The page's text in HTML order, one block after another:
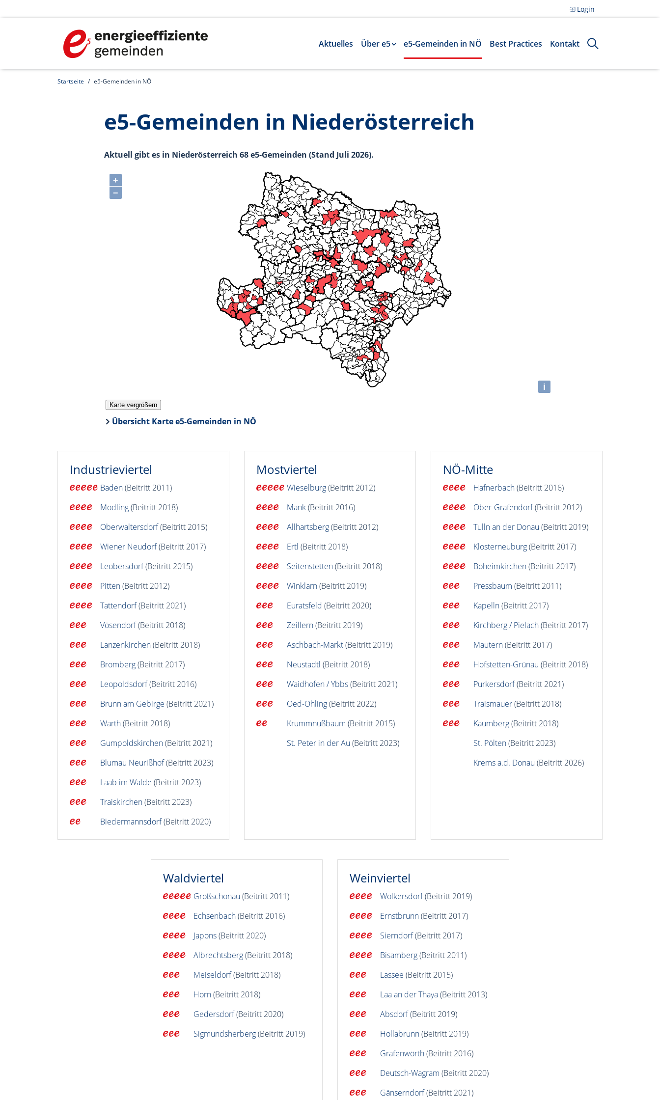
Login
Aktuelles Über e5 e5-Gemeinden in NÖ Best Practices Kontakt
Startseite e5-Gemeinden in NÖ
e5-Gemeinden in Niederösterreich
Aktuell gibt es in Niederösterreich 68 e5-Gemeinden (Stand Juli 2026).
Übersicht Karte e5-Gemeinden in NÖ
Industrieviertel
Baden(Beitritt 2011)
Mödling(Beitritt 2018)
Oberwaltersdorf(Beitritt 2015)
Wiener Neudorf(Beitritt 2017)
Leobersdorf(Beitritt 2015)
Pitten(Beitritt 2012)
Tattendorf(Beitritt 2021)
Vösendorf(Beitritt 2018)
Lanzenkirchen(Beitritt 2018)
Bromberg(Beitritt 2017)
Leopoldsdorf(Beitritt 2016)
Brunn am Gebirge (Beitritt 2021)
Warth(Beitritt 2018)
Gumpoldskirchen(Beitritt 2021)
Blumau Neurißhof(Beitritt 2023)
Laab im Walde (Beitritt 2023)
Traiskirchen(Beitritt 2023)
Biedermannsdorf(Beitritt 2020)
Mostviertel
Wieselburg(Beitritt 2012)
Mank(Beitritt 2016)
Allhartsberg(Beitritt 2012)
Ertl (Beitritt 2018)
Seitenstetten(Beitritt 2018)
Winklarn(Beitritt 2019)
Euratsfeld (Beitritt 2020)
Zeillern(Beitritt 2019)
Aschbach-Markt(Beitritt 2019)
Neustadtl (Beitritt 2018)
Waidhofen / Ybbs(Beitritt 2021)
Oed-Öhling(Beitritt 2022)
Krummnußbaum (Beitritt 2015)
St. Peter in der Au (Beitritt 2023)
NÖ-Mitte
Hafnerbach(Beitritt 2016)
Ober-Grafendorf(Beitritt 2012)
Tulln an der Donau (Beitritt 2019)
Klosterneuburg(Beitritt 2017)
Böheimkirchen(Beitritt 2017)
Pressbaum (Beitritt 2011)
Kapelln(Beitritt 2017)
Kirchberg / Pielach(Beitritt 2017)
Mautern(Beitritt 2017)
Hofstetten-Grünau (Beitritt 2018)
Purkersdorf(Beitritt 2021)
Traismauer(Beitritt 2018)
Kaumberg(Beitritt 2018)
St. Pölten(Beitritt 2023)
Krems a.d. Donau (Beitritt 2026)
Waldviertel
Großschönau (Beitritt 2011)
Echsenbach(Beitritt 2016)
Japons(Beitritt 2020)
Albrechtsberg(Beitritt 2018)
Meiseldorf(Beitritt 2018)
Horn(Beitritt 2018)
Gedersdorf(Beitritt 2020)
Sigmundsherberg(Beitritt 2019)
Weinviertel
Wolkersdorf(Beitritt 2019)
Ernstbrunn(Beitritt 2017)
Sierndorf(Beitritt 2017)
Bisamberg(Beitritt 2011)
Lassee (Beitritt 2015)
Laa an der Thaya(Beitritt 2013)
Absdorf(Beitritt 2019)
Hollabrunn(Beitritt 2019)
Grafenwörth(Beitritt 2016)
Deutsch-Wagram (Beitritt 2020)
Gänserndorf(Beitritt 2021)